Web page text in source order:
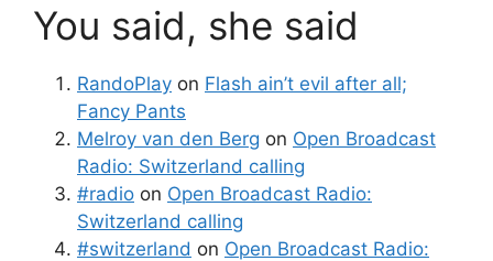
You said, she said
RandoPlay on Flash ain’t evil after all;
Fancy Pants
Melroy van den Berg on Open Broadcast
Radio: Switzerland calling
#radio on Open Broadcast Radio:
Switzerland calling
#switzerland on Open Broadcast Radio: